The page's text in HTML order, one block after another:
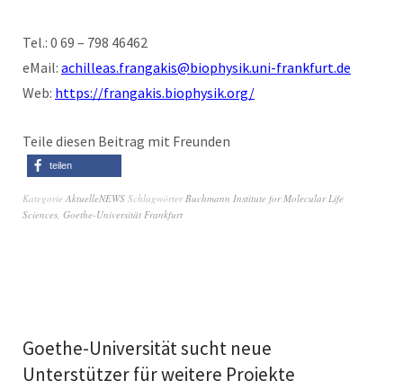
Tel.: 0 69 – 798 46462
eMail: achilleas.frangakis@biophysik.uni-frankfurt.de
Web: https://frangakis.biophysik.org/
Teile diesen Beitrag mit Freunden
teilen
Kategorie AktuelleNEWS Schlagwörter Buchmann Institute for Molecular Life
Sciences Goethe-Universität Frankfurt
Goethe-Universität sucht neue
Unterstützer für weitere Projekte